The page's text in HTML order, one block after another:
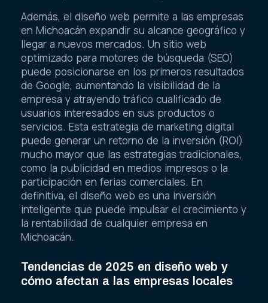
Además, el diseño web permite a las empresas
en Michoacán expandir su alcance geográfico y
llegar a nuevos mercados. Un sitio web
optimizado para motores de búsqueda (SEO)
puede posicionarse en los primeros resultados
de Google, aumentando la visibilidad de la
empresa y atrayendo tráfico cualificado de
usuarios interesados en sus productos o
servicios. Esta estrategia de marketing digital
puede generar un retorno de la inversión (ROI)
mucho mayor que las estrategias tradicionales,
como la publicidad en medios impresos o la
participación en ferias comerciales. En
definitiva, el diseño web es una inversión
inteligente que puede impulsar el crecimiento y
la rentabilidad de cualquier empresa en
Michoacán.
Tendencias de 2025 en diseño web y
cómo afectan a las empresas locales